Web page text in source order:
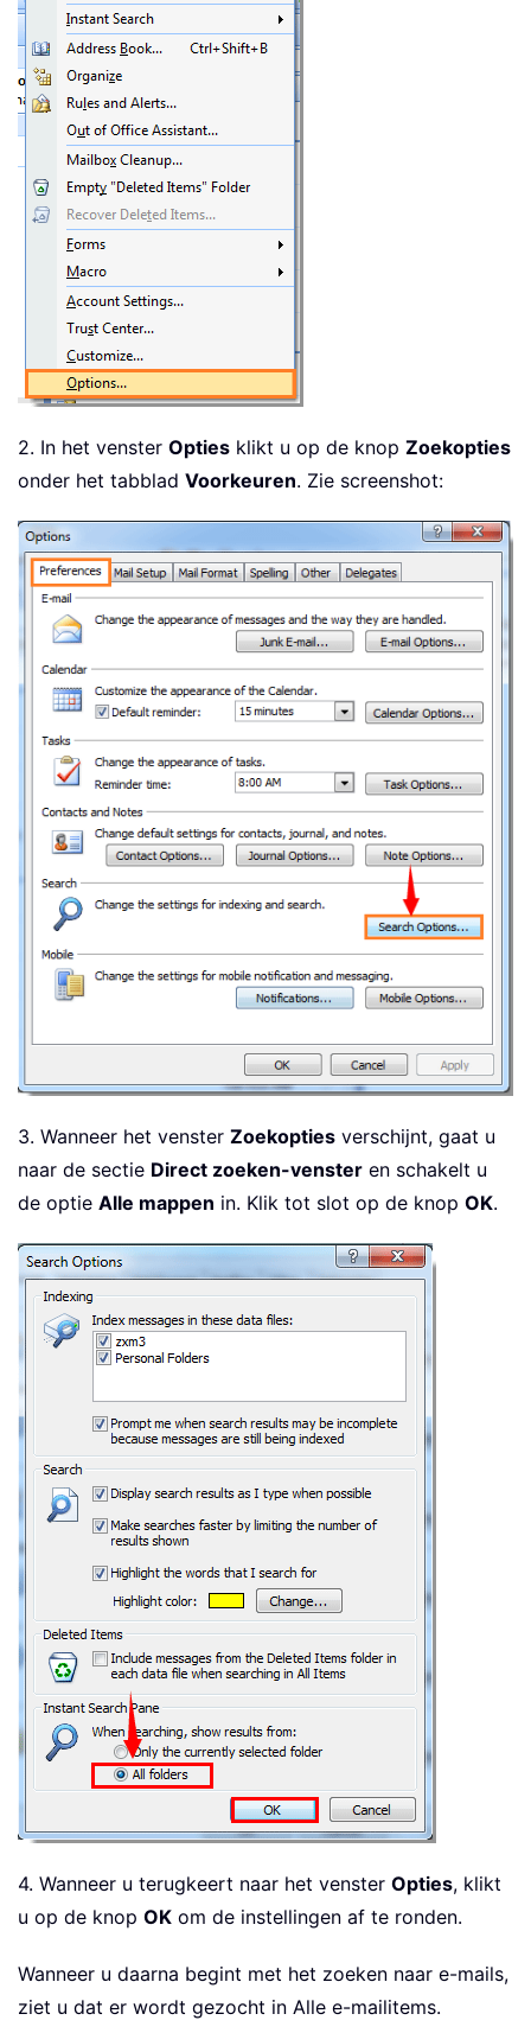
2. In het venster Opties klikt u op de knop Zoekopties
onder het tabblad Voorkeuren. Zie screenshot:
3. Wanneer het venster Zoekopties verschijnt, gaat u
naar de sectie Direct zoeken-venster en schakelt u
de optie Alle mappen in. Klik tot slot op de knop OK.
4. Wanneer u terugkeert naar het venster Opties, klikt
u op de knop OK om de instellingen af te ronden.
Wanneer u daarna begint met het zoeken naar e-mails,
ziet u dat er wordt gezocht in Alle e-mailitems.